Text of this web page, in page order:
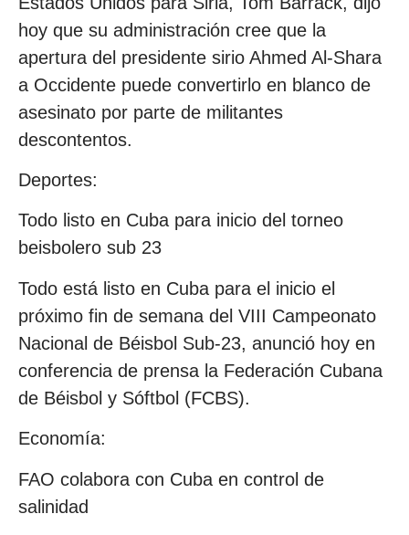
hoy que su administración cree que la
apertura del presidente sirio Ahmed Al-Shara
a Occidente puede convertirlo en blanco de
asesinato por parte de militantes
descontentos.
Deportes:
Todo listo en Cuba para inicio del torneo
beisbolero sub 23
Todo está listo en Cuba para el inicio el
próximo fin de semana del VIII Campeonato
Nacional de Béisbol Sub-23, anunció hoy en
conferencia de prensa la Federación Cubana
de Béisbol y Sóftbol (FCBS).
Economía:
FAO colabora con Cuba en control de
salinidad